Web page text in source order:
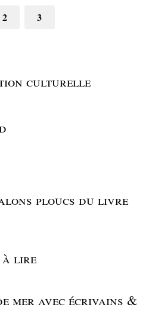
2 3
culturelle
ploucs du livre
à lire
mer avec écrivains &